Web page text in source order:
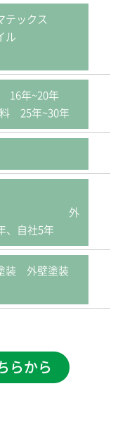
テックス
ル
16年~20年
25年~30年
外
、自社5年
装 外壁塗装
らから